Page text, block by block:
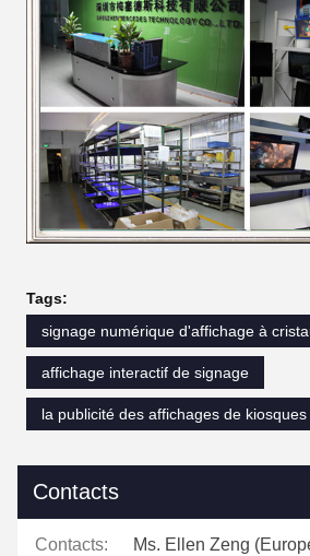
Tags:
signage numérique d'affichage à
affichage interactif de signage
la publicité des affichages de kiosques
Contacts
Contacts: